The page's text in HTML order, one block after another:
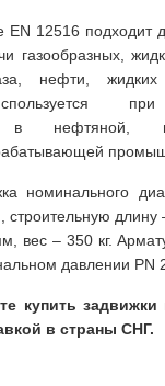
EN 12516 подходит
газообразных,
нефти, жидких
при
в нефтяной,
номинального
строительную
вес – 350 кг.
давлении PN
купить задвижки
в страны СНГ.